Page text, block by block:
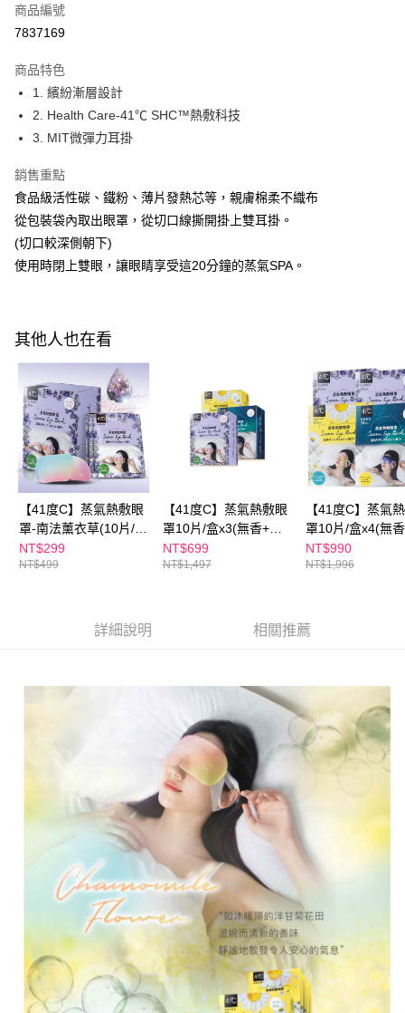
相關說明
【關於「AFTEE先享後付」】
便利好安心！
１．簡單：不需註冊會員、不需綁卡、不需儲值。
２．便利：只要手機號碼，簡訊認證，即可結帳。
３．安心：先確認商品／服務後，再付款。
【「AFTEE先享後付」結帳流程】
結帳頁面，進行簡訊認證並確認金額後，即可完成結帳。
２．訂單成立數日內，您將收到繳費通知簡訊。
３．收到繳費通知簡訊後14天內，點擊此簡訊中的連結，可透過四大超商／
ATM／網路銀行／等多元方式進行付款，方視為交易完成。
※ 請注意：結帳手續完成當下不需立刻繳費，但若您需要取消訂單，請聯絡
購買商品的店家。未經商家同意取消之訂單仍視為有效，需透過AFTEE先享
後付繳納相關費用。
１．透過由恩沛科技股份有限公司提供之「AFTEE先享後付」服務完成之交
易，需依本服務之必要範圍內提供個人資料，並將交易相關給付款項請求債
權轉讓予恩沛科技股份有限公司。
２．關於個人資料處理事宜，請瀏覽以下網址：
https://aftee.tw/terms/#terms3
３．未成年的使用者請事先徵得法定代理人或監護人之同意方可使用
「AFTEE先享後付」，若未經同意申辦者引起之損失，本公司不負相關責
任。
４．使用「AFTEE先享後付」時，將依據個別帳號之用戶狀況，依本公司即
時審查核予不同之上限額度；若仍有額度不足之情形，本公司將視審查結果
請求用戶進行身份認證。
５．嚴禁一人註冊多個帳號或使用他人資訊註冊。若發現惡意使用之情形，
恩沛科技股份有限公司將有權停止該用戶之使用額度並採取法律行動。
ATM付款
運送方式
全家付款取貨
每筆NT$100，滿NT$600(含以上)免運費
付款後全家取貨
每筆NT$100，滿NT$600(含以上)免運費
每筆NT$100，滿NT$600(含以上)免運費
7-11付款取貨
每筆NT$100，滿NT$600(含以上)免運費
付款後7-11取貨
每筆NT$100，滿NT$600(含以上)免運費
宅配
每筆NT$100，滿NT$600(含以上)免運費
離島配送
每筆NT$150，滿NT$1,500(含以上)免運費
商品編號
7837169
商品特色
1. 繽紛漸層設計
2. Health Care-41℃ SHC™熱敷科技
3. MIT微彈力耳掛
銷售重點
食品級活性碳、鐵粉、薄片發熱芯等，親膚棉柔不織布
從包裝袋內取出眼罩，從切口線撕開掛上雙耳掛。
(切口較深側朝下)
使用時閉上雙眼，讓眼睛享受這20分鐘的蒸氣SPA。
其他人也在看
【41度C】蒸氣熱敷眼
罩-南法薰衣草(10片/
盒)
NT$299
NT$499
【41度C】蒸氣熱敷眼
罩10片/盒x3(無香+洋
甘菊+薰衣草)
NT$699
NT$1,497
【41度C】蒸氣
罩10片/盒x4(無
菊/薰衣草)
NT$990
NT$1,996
詳細說明 相關推薦